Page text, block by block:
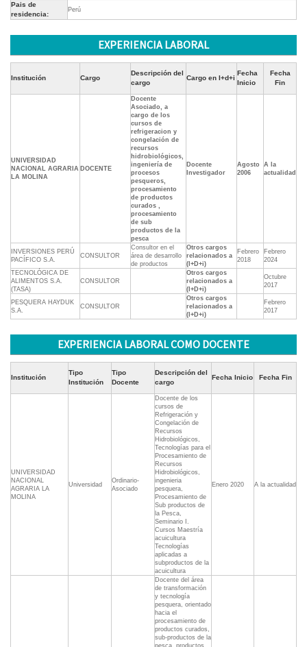
Pais de
residencia:
Perú
EXPERIENCIA LABORAL
Institución Cargo
Descripción del
cargo
Cargo en I+d+i
Fecha
Inicio
Fecha
Fin
UNIVERSIDAD
NACIONAL AGRARIA
LA MOLINA
DOCENTE
Docente
Asociado, a
cargo de los
cursos de
refrigeracion y
congelación de
recursos
hidrobiológicos,
ingeniería de
procesos
pesqueros,
procesamiento
de productos
curados ,
procesamiento
de sub
productos de la
pesca
Docente
Investigador
Agosto
2006
A la
actualidad
INVERSIONES PERÚ
PACÍFICO S.A.
CONSULTOR
Consultor en el
área de desarrollo
de productos
Otros cargos
relacionados a
(I+D+i)
Febrero
2018
Febrero
2024
TECNOLÓGICA DE
ALIMENTOS S.A.
(TASA)
CONSULTOR
Otros cargos
relacionados a
(I+D+i)
Octubre
2017
PESQUERA HAYDUK
S.A.
CONSULTOR
Otros cargos
relacionados a
(I+D+i)
Febrero
2017
EXPERIENCIA LABORAL COMO DOCENTE
Institución
Tipo
Institución
Tipo
Docente
Descripción del
cargo
Fecha Inicio Fecha Fin
UNIVERSIDAD
NACIONAL
AGRARIA LA
MOLINA
Universidad
Ordinario-
Asociado
Docente de los
cursos de
Refrigeración y
Congelación de
Recursos
Hidrobiológicos,
Tecnologías para el
Procesamiento de
Recursos
Hidrobiológicos,
ingenieria
pesquera,
Procesamiento de
Sub productos de
la Pesca,
Seminario I.
Cursos Maestría
acuicultura
Tecnologías
aplicadas a
subproductos de la
acuicultura
Enero 2020 A la actualidad
Docente del área
de transformación
y tecnología
pesquera, orientado
hacia el
procesamiento de
productos curados,
sub-productos de la
pesca, productos